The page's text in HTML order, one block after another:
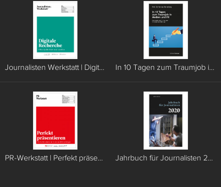
Journalisten Werkstatt | Digitale Recherche In 10 Tagen zum Traumjob in Medien und PR
PR-Werkstatt | Perfekt präsentieren Jahrbuch für Journalisten 2020